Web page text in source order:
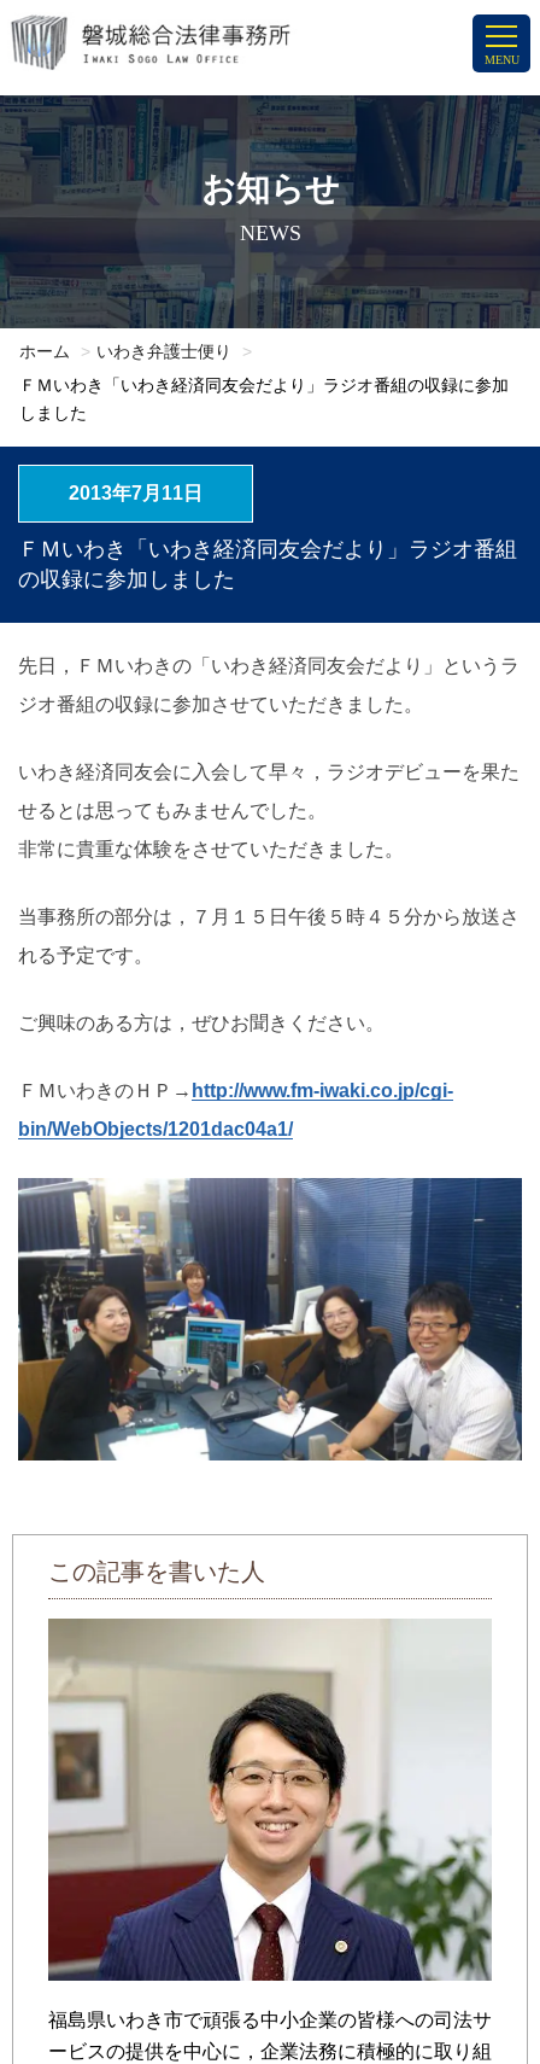
ン
ン
ツ
プ
MENU
お知らせ
NEWS
ホーム
いわき弁護士便り
ＦＭいわき「いわき経済同友会だより」ラジオ番組の収録に参加
しました
2013年7月11日
ＦＭいわき「いわき経済同友会だより」ラジオ番組
の収録に参加しました
先日，ＦＭいわきの「いわき経済同友会だより」というラ
ジオ番組の収録に参加させていただきました。
いわき経済同友会に入会して早々，ラジオデビューを果た
せるとは思ってもみませんでした。
非常に貴重な体験をさせていただきました。
当事務所の部分は，７月１５日午後５時４５分から放送さ
れる予定です。
ご興味のある方は，ぜひお聞きください。
ＦＭいわきのＨＰ→ http://www.fm-iwaki.co.jp/cgi-
bin/WebObjects/1201dac04a1/
この記事を書いた人
福島県いわき市で頑張る中小企業の皆様への司法サ
ービスの提供を中心に，企業法務に積極的に取り組